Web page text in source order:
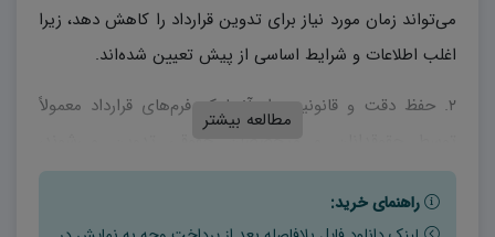
می‌تواند زمان مورد نیاز برای تدوین قرارداد را کاهش دهد، زیرا
اغلب اطلاعات و شرایط اساسی از پیش تعیین شده‌اند.
۲. حفظ دقت و قانونیت: از آنجا که فرم‌های قرارداد معمولاً
سازگار هستند.
مطالعه بیشتر
راهنمای خرید: